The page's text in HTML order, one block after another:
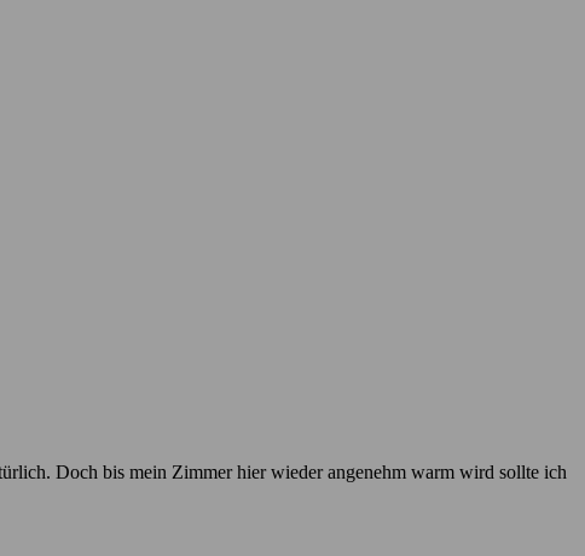
Doch bis mein Zimmer hier wieder angenehm warm wird sollte ich